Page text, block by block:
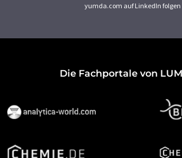
yumda.com auf LinkedIn folgen
Die Fachportale von